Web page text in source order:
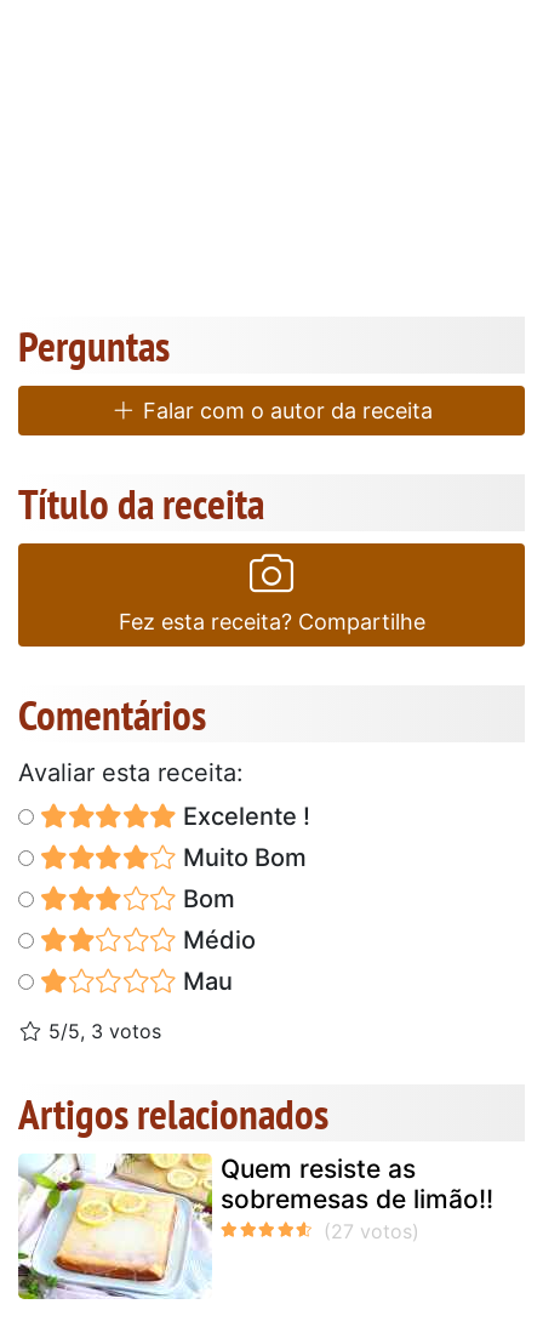
Perguntas
Falar com o autor da receita
Título da receita
Fez esta receita? Compartilhe
Comentários
Avaliar esta receita:
Excelente !
Muito Bom
Bom
Médio
Mau
5/5, 3 votos
Artigos relacionados
Quem resiste as
sobremesas de limão!!